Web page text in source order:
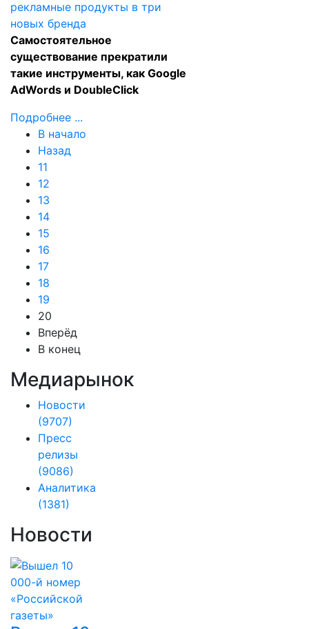
Самостоятельное
существование прекратили
такие инструменты, как Google
AdWords и DoubleClick
Подробнее ...
В начало
Назад
11
12
13
14
15
16
17
18
19
20
Вперёд
В конец
Медиарынок
Новости
(9707)
Пресс
релизы
(9086)
Аналитика
(1381)
Новости